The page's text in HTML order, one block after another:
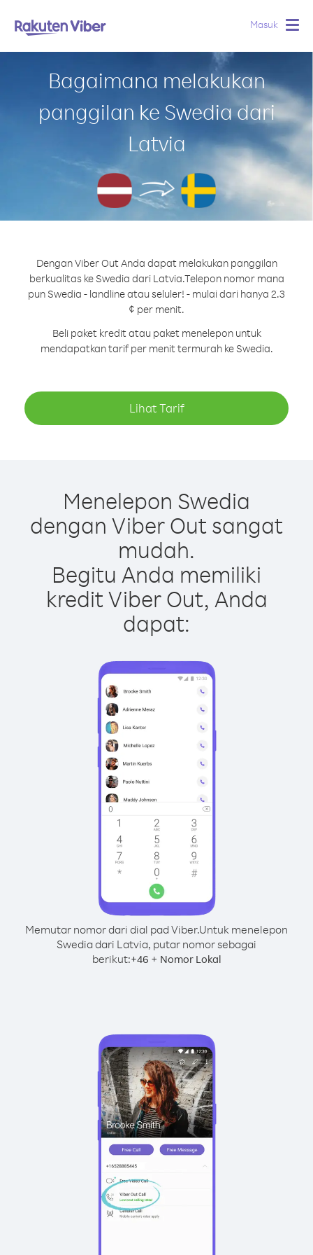
Masuk
Bagaimana melakukan
panggilan ke Swedia dari
Latvia
Dengan Viber Out Anda dapat melakukan panggilan
berkualitas ke Swedia dari Latvia.Telepon nomor mana
pun Swedia - landline atau seluler! - mulai dari hanya 2.3
¢ per menit.
Beli paket kredit atau paket menelepon untuk
mendapatkan tarif per menit termurah ke Swedia.
Lihat Tarif
Menelepon Swedia
dengan Viber Out sangat
mudah.
Begitu Anda memiliki
kredit Viber Out, Anda
dapat:
Memutar nomor dari dial pad Viber.Untuk menelepon
Swedia dari Latvia, putar nomor sebagai
berikut:+46 + Nomor Lokal